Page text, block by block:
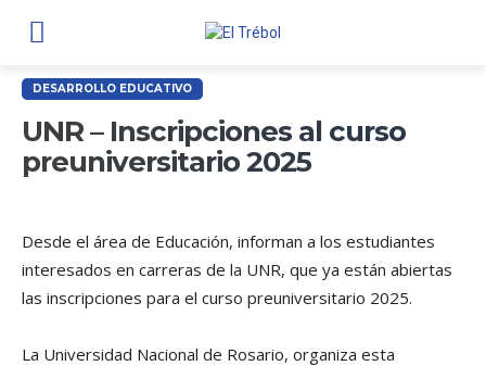
DESARROLLO EDUCATIVO
UNR – Inscripciones al curso
preuniversitario 2025
Desde el área de Educación, informan a los estudiantes
interesados en carreras de la UNR, que ya están abiertas
las inscripciones para el curso preuniversitario 2025.
La Universidad Nacional de Rosario, organiza esta